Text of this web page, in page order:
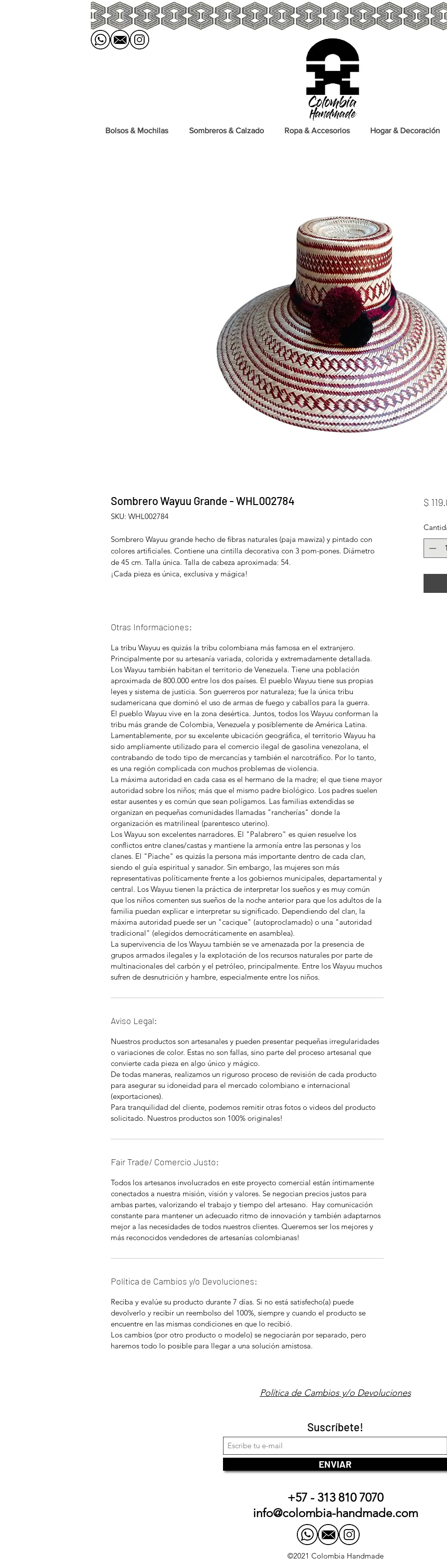
Bolsos & Mochilas Sombreros & Calzado Ropa & Accesorios Hogar & Decoración
Sombrero Wayuu Grande - WHL002784
SKU: WHL002784
Sombrero Wayuu grande hecho de fibras naturales (paja mawiza) y pintado con
colores artificiales. Contiene una cintilla decorativa con 3 pom-pones. Diámetro
de 45 cm. Talla única. Talla de cabeza aproximada: 54.
¡Cada pieza es única, exclusiva y mágica!
Otras Informaciones:
La tribu Wayuu es quizás la tribu colombiana más famosa en el extranjero.
Principalmente por su artesanía variada, colorida y extremadamente detallada.
Los Wayuu también habitan el territorio de Venezuela. Tiene una población
aproximada de 800.000 entre los dos países. El pueblo Wayuu tiene sus propias
leyes y sistema de justicia. Son guerreros por naturaleza; fue la única tribu
sudamericana que dominó el uso de armas de fuego y caballos para la guerra.
El pueblo Wayuu vive en la zona desértica. Juntos, todos los Wayuu conforman la
tribu más grande de Colombia, Venezuela y posiblemente de América Latina.
Lamentablemente, por su excelente ubicación geográfica, el territorio Wayuu ha
sido ampliamente utilizado para el comercio ilegal de gasolina venezolana, el
contrabando de todo tipo de mercancías y también el narcotráfico. Por lo tanto,
es una región complicada con muchos problemas de violencia.
La máxima autoridad en cada casa es el hermano de la madre; el que tiene mayor
autoridad sobre los niños; más que el mismo padre biológico. Los padres suelen
estar ausentes y es común que sean polígamos. Las familias extendidas se
organizan en pequeñas comunidades llamadas "rancherías" donde la
organización es matrilineal (parentesco uterino).
Los Wayuu son excelentes narradores. El "Palabrero" es quien resuelve los
conflictos entre clanes/castas y mantiene la armonía entre las personas y los
clanes. El "Piache" es quizás la persona más importante dentro de cada clan,
siendo el guía espiritual y sanador. Sin embargo, las mujeres son más
representativas políticamente frente a los gobiernos municipales, departamental y
central. Los Wayuu tienen la práctica de interpretar los sueños y es muy común
que los niños comenten sus sueños de la noche anterior para que los adultos de la
familia puedan explicar e interpretar su significado. Dependiendo del clan, la
máxima autoridad puede ser un "cacique" (autoproclamado) o una "autoridad
tradicional" (elegidos democráticamente en asamblea).
La supervivencia de los Wayuu también se ve amenazada por la presencia de
grupos armados ilegales y la explotación de los recursos naturales por parte de
multinacionales del carbón y el petróleo, principalmente. Entre los Wayuu muchos
sufren de desnutrición y hambre, especialmente entre los niños.
Aviso Legal:
Nuestros productos son artesanales y pueden presentar pequeñas irregularidades
o variaciones de color. Estas no son fallas, sino parte del proceso artesanal que
convierte cada pieza en algo único y mágico.
De todas maneras, realizamos un riguroso proceso de revisión de cada producto
para asegurar su idoneidad para el mercado colombiano e internacional
(exportaciones).
Para tranquilidad del cliente, podemos remitir otras fotos o videos del producto
solicitado. Nuestros productos son 100% originales!
Fair Trade/ Comercio Justo:
Todos los artesanos involucrados en este proyecto comercial están íntimamente
conectados a nuestra misión, visión y valores. Se negocian precios justos para
ambas partes, valorizando el trabajo y tiempo del artesano. Hay comunicación
constante para mantener un adecuado ritmo de innovación y también adaptarnos
mejor a las necesidades de todos nuestros clientes. Queremos ser los mejores y
más reconocidos vendedores de artesanías colombianas!
Política de Cambios y/o Devoluciones:
Reciba y evalúe su producto durante 7 días. Si no está satisfecho(a) puede
devolverlo y recibir un reembolso del 100%, siempre y cuando el producto se
encuentre en las mismas condiciones en que lo recibió.
Los cambios (por otro producto o modelo) se negociarán por separado, pero
haremos todo lo posible para llegar a una solución amistosa.
$
Política de Cambios y/o Devoluciones
Suscríbete!
ENVIAR
+57 - 313 810 7070
info@colombia-handmade.com
©2021 Colombia Handmade